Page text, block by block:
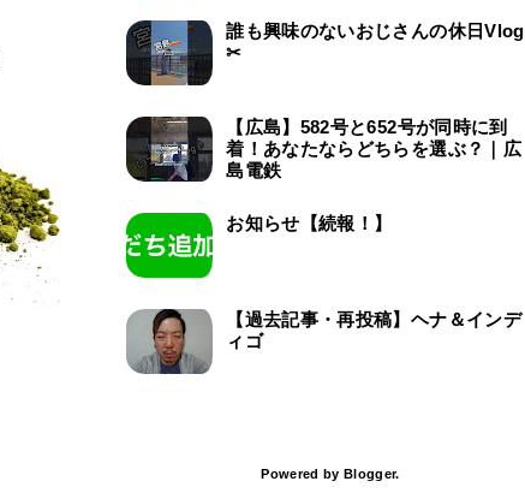
誰も興味のないおじさんの休日Vlog
✂
【広島】582号と652号が同時に到
着！あなたならどちらを選ぶ？｜広
島電鉄
お知らせ【続報！】
【過去記事・再投稿】ヘナ＆インデ
ィゴ
Powered by Blogger.